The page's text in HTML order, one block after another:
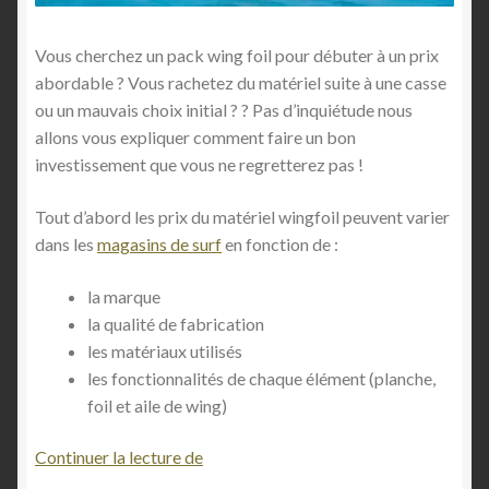
)
Vous cherchez un pack wing foil pour débuter à un prix
abordable ? Vous rachetez du matériel suite à une casse
ou un mauvais choix initial ? ? Pas d’inquiétude nous
allons vous expliquer comment faire un bon
investissement que vous ne regretterez pas !
Tout d’abord les prix du matériel wingfoil peuvent varier
dans les magasins de surfen fonction de :
la marque
la qualité de fabrication
les matériaux utilisés
les fonctionnalités de chaque élément (planche,
foil et aile de wing)
Continuer la lecture deG